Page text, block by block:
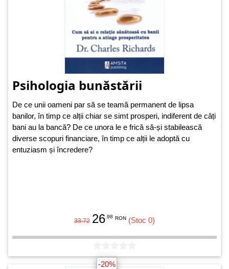
Psihologia bunăstării
De ce unii oameni par să se teamă permanent de lipsa
banilor, în timp ce alții chiar se simt prosperi, indiferent de câți
bani au la bancă? De ce unora le e frică să-și stabilească
diverse scopuri financiare, în timp ce alții le adoptă cu
entuziasm și încredere?
33.72 26 .98 RON (Stoc 0)
-20%